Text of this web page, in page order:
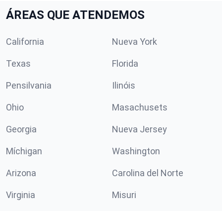
ÁREAS QUE ATENDEMOS
California Nueva York
Texas Florida
Pensilvania Ilinóis
Ohio Masachusets
Georgia Nueva Jersey
Míchigan Washington
Arizona Carolina del Norte
Virginia Misuri